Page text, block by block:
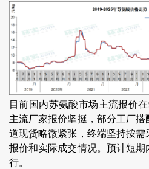
目前国内苏氨酸市场主流报价
主流厂家报价坚挺，部分工厂
道现货略微紧张，终端坚持按
报价和实际成交情况。预计短期
行。